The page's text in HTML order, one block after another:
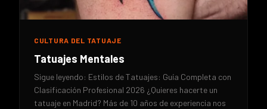
CULTURA DEL TATUAJE
Tatuajes Mentales
Sigue leyendo: Estilos de Tatuajes: Guía Completa con
Clasificación Profesional 2026 ¿Quieres hacerte un
tatuaje en Madrid? Más de 10 años de experiencia nos